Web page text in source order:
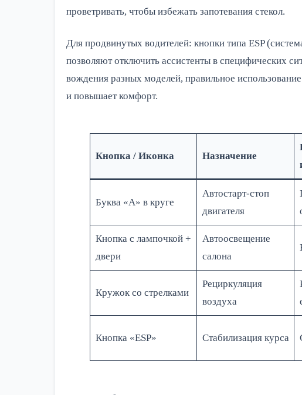
проветривать, чтобы избежать запотевания стекол.
Для продвинутых водителей: кнопки типа ESP
позволяют отключить ассистенты в специфических
вождения разных моделей, правильное
и повышает комфорт.
Кнопка / Иконка Назначение
Буква «A» в круге
Автостарт-стоп
двигателя
Кнопка с лампочкой +
двери
Автоосвещение
салона
Кружок со стрелками
Рециркуляция
воздуха
Кнопка «ESP» Стабилизация курса